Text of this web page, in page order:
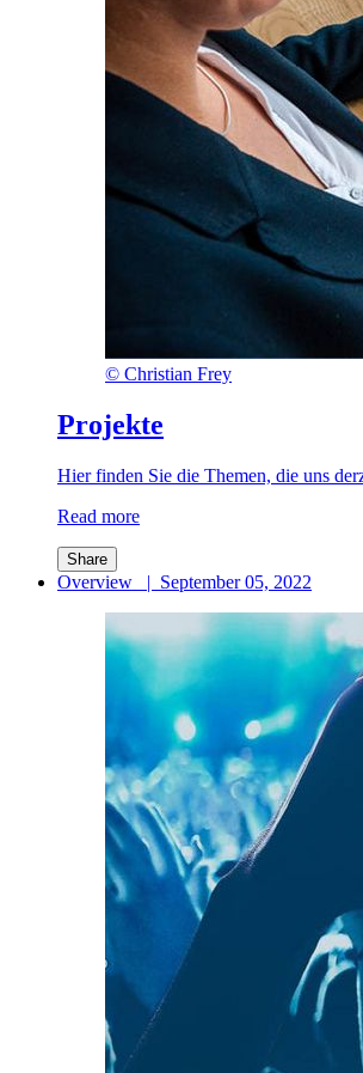
© Christian Frey
Projekte
Hier finden Sie die Themen, die uns
Read more
Share
Overview | September 05, 2022